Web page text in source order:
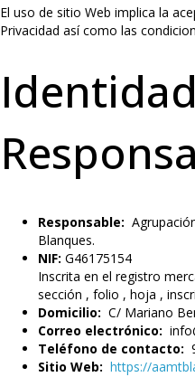
El uso de sitio Web implica la
Privacidad así como las
Responsable:
Blanques.
NIF: G46175154
Inscrita en el registro
sección , folio , hoja ,
Domicilio: C/ Mariano
Correo electrónico:
Teléfono de contacto:
Sitio Web: https://